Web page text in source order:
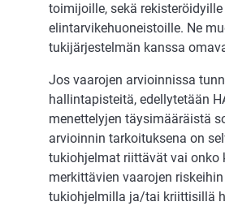
toimijoille, sekä
elintarvikehuoneistoille. Ne
tukijärjestelmän kanssa
Jos vaarojen arvioinnissa
hallintapisteitä, edellytetään
menettelyjen täysimääräistä
arvioinnin tarkoituksena on
tukiohjelmat riittävät vai onko
merkittävien vaarojen
tukiohjelmilla ja/tai kriittisillä